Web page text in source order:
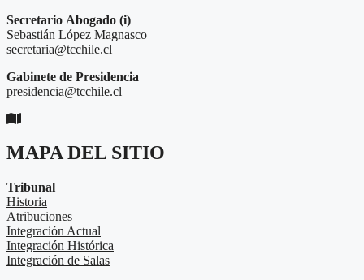
Secretario Abogado (i)
Sebastián López Magnasco
secretaria@tcchile.cl
Gabinete de Presidencia
presidencia@tcchile.cl
MAPA DEL SITIO
Tribunal
Historia
Atribuciones
Integración Actual
Integración Histórica
Integración de Salas